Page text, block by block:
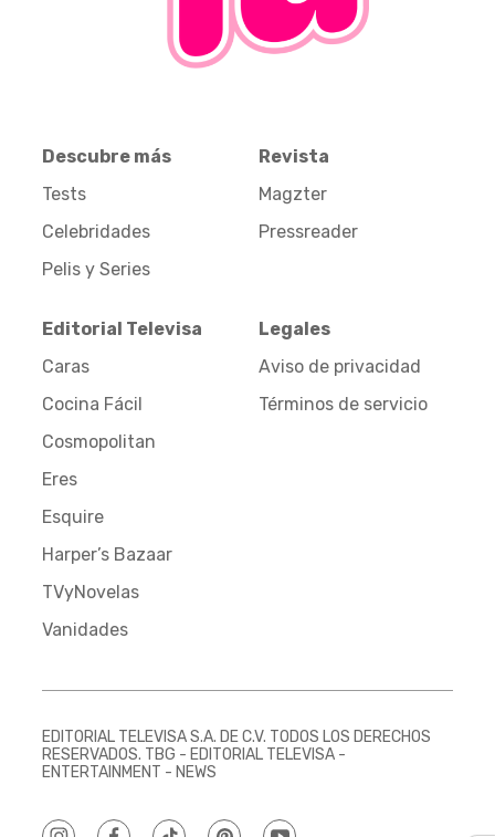
Descubre más
Tests
Celebridades
Pelis y Series
Revista
Magzter
Pressreader
Editorial Televisa
Caras
Cocina Fácil
Cosmopolitan
Eres
Esquire
Harper’s Bazaar
TVyNovelas
Vanidades
Legales
Aviso de privacidad
Términos de servicio
EDITORIAL TELEVISA S.A. DE C.V. TODOS LOS DERECHOS
RESERVADOS. TBG - EDITORIAL TELEVISA -
ENTERTAINMENT - NEWS